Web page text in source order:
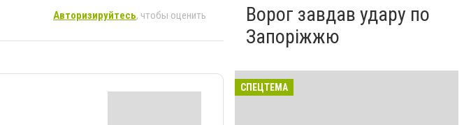
Авторизируйтесь, чтобы оценить
Ворог завдав удару по
Запоріжжю
СПЕЦТЕМА